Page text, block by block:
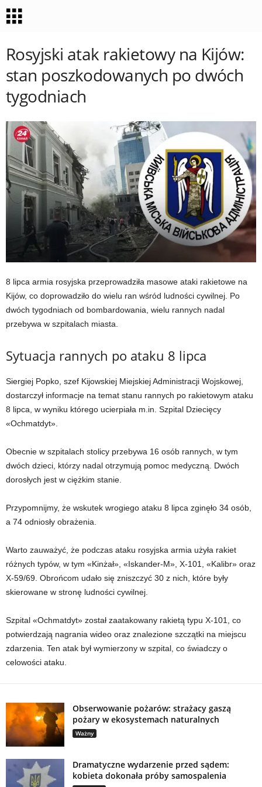
Rosyjski atak rakietowy na Kijów:
stan poszkodowanych po dwóch
tygodniach
8 lipca armia rosyjska przeprowadziła masowe ataki rakietowe na
Kijów, co doprowadziło do wielu ran wśród ludności cywilnej. Po
dwóch tygodniach od bombardowania, wielu rannych nadal
przebywa w szpitalach miasta.
Sytuacja rannych po ataku 8 lipca
Siergiej Popko, szef Kijowskiej Miejskiej Administracji Wojskowej,
dostarczył informacje na temat stanu rannych po rakietowym ataku
8 lipca, w wyniku którego ucierpiała m.in. Szpital Dziecięcy
«Ochmatdyt».
Obecnie w szpitalach stolicy przebywa 16 osób rannych, w tym
dwóch dzieci, którzy nadal otrzymują pomoc medyczną. Dwóch
dorosłych jest w ciężkim stanie.
Przypomnijmy, że wskutek wrogiego ataku 8 lipca zginęło 34 osób,
a 74 odniosły obrażenia.
Warto zauważyć, że podczas ataku rosyjska armia użyła rakiet
różnych typów, w tym «Kinżał», «Iskander-M», X-101, «Kalibr» oraz
X-59/69. Obrońcom udało się zniszczyć 30 z nich, które były
skierowane w stronę ludności cywilnej.
Szpital «Ochmatdyt» został zaatakowany rakietą typu X-101, co
potwierdzają nagrania wideo oraz znalezione szczątki na miejscu
zdarzenia. Ten atak był wymierzony w szpital, co świadczy o
celowości ataku.
Obserwowanie pożarów: strażacy gaszą
pożary w ekosystemach naturalnych
Ważny
Dramatyczne wydarzenie przed sądem:
kobieta dokonała próby samospalenia